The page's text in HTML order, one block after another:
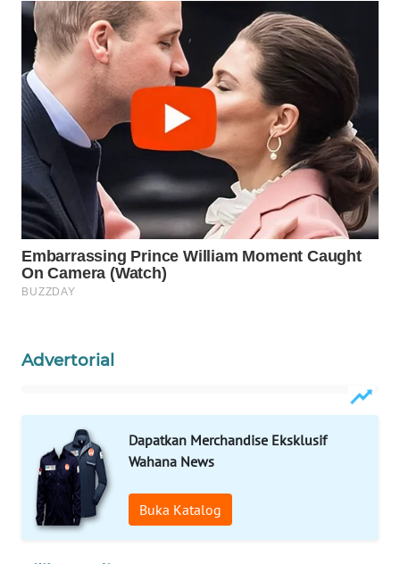
Advertorial
Dapatkan Merchandise Eksklusif
Wahana News
Buka Katalog
KONSUMEN
LISTRIK
MASYARAKAT
KELISTRIKAN
WALINKI
MAWAKA
ID
MARTABAT
NET
WATCH
LPKKI
LKKI